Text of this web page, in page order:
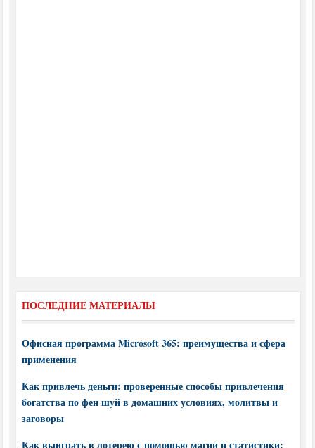
ПОСЛЕДНИЕ МАТЕРИАЛЫ
Офисная программа Microsoft 365: преимущества и сфера
применения
Как привлечь деньги: проверенные способы привлечения
богатства по фен шуй в домашних условиях, молитвы и
заговоры
Как выиграть в лотерею с помощью магии и статистики: